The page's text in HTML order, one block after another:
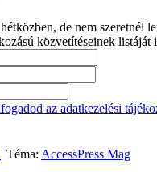
de nem szeretnél
közvetítéseinek listáját
az adatkezelési
| Téma: AccessPress Mag